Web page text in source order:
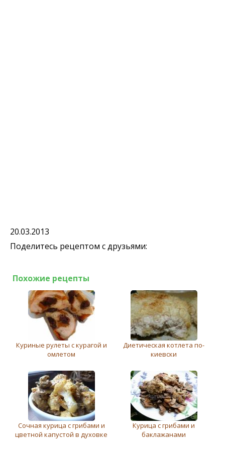
20.03.2013
Поделитесь рецептом с друзьями:
Похожие рецепты
Куриные рулеты с курагой и
омлетом
Диетическая котлета по-
киевски
Сочная курица с грибами и
цветной капустой в духовке
Курица с грибами и
баклажанами